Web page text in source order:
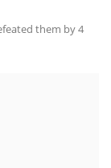
them by 4